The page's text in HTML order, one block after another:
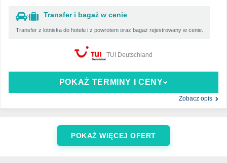
Transfer i bagaż w cenie
Transfer z lotniska do hotelu i z powrotem oraz bagaż rejestrowany w cenie.
POKAŻ TERMINY I CENY
Zobacz opis
TUI Deutschland
POKAŻ WIĘCEJ OFERT